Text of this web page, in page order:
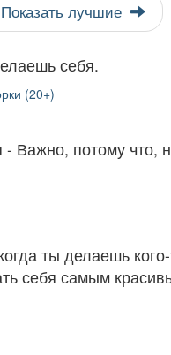
Показать лучшие
себя.
(20+)
Важно, потому что,
ты делаешь
себя самым